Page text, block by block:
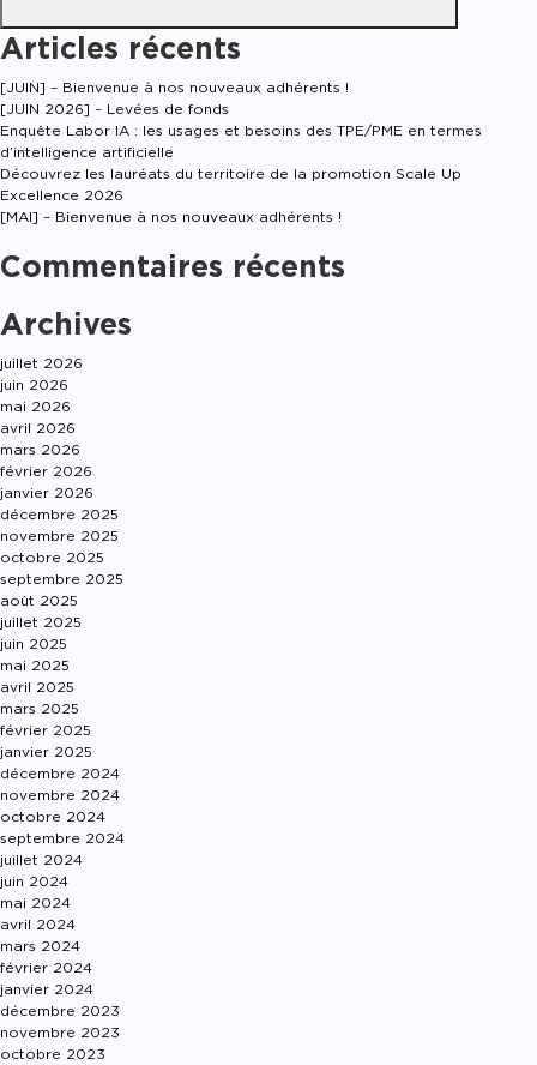
Articles récents
[JUIN] – Bienvenue à nos nouveaux adhérents !
[JUIN 2026] – Levées de fonds
Enquête Labor IA : les usages et besoins des TPE/PME en termes
d’intelligence artificielle
Découvrez les lauréats du territoire de la promotion Scale Up
Excellence 2026
[MAI] – Bienvenue à nos nouveaux adhérents !
Commentaires récents
Archives
juillet 2026
juin 2026
mai 2026
avril 2026
mars 2026
février 2026
janvier 2026
décembre 2025
novembre 2025
octobre 2025
septembre 2025
août 2025
juillet 2025
juin 2025
mai 2025
avril 2025
mars 2025
février 2025
janvier 2025
décembre 2024
novembre 2024
octobre 2024
septembre 2024
juillet 2024
juin 2024
mai 2024
avril 2024
mars 2024
février 2024
janvier 2024
décembre 2023
novembre 2023
octobre 2023